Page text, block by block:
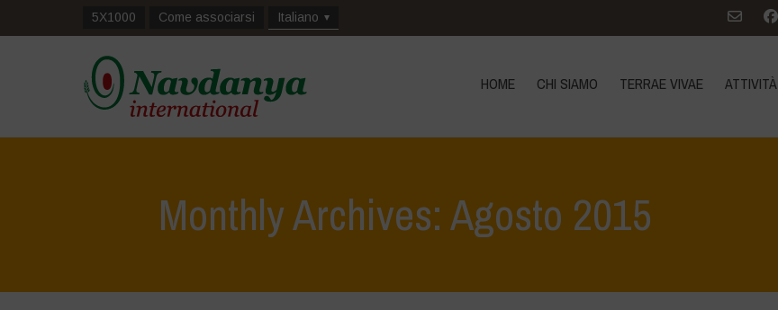
5X1000 Come associarsi Italiano
HOME CHI SIAMO TERRAE VIVAE ATTIVITÀ
Monthly Archives: Agosto 2015